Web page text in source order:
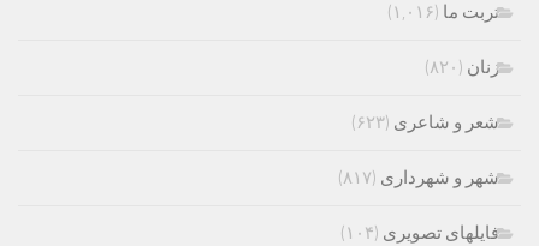
تربت ما (۱,۰۱۶)
زنان (۸۲۰)
شعر و شاعری (۶۲۳)
شهر و شهرداری (۸۱۷)
فایلهای تصویری (۱۰۴)